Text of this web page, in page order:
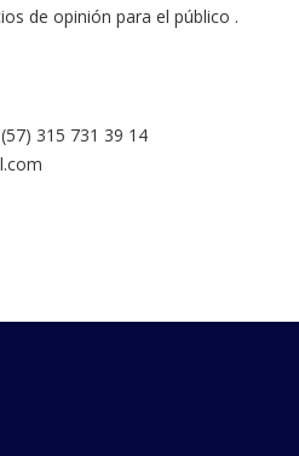
de opinión para el público .
315 731 39 14